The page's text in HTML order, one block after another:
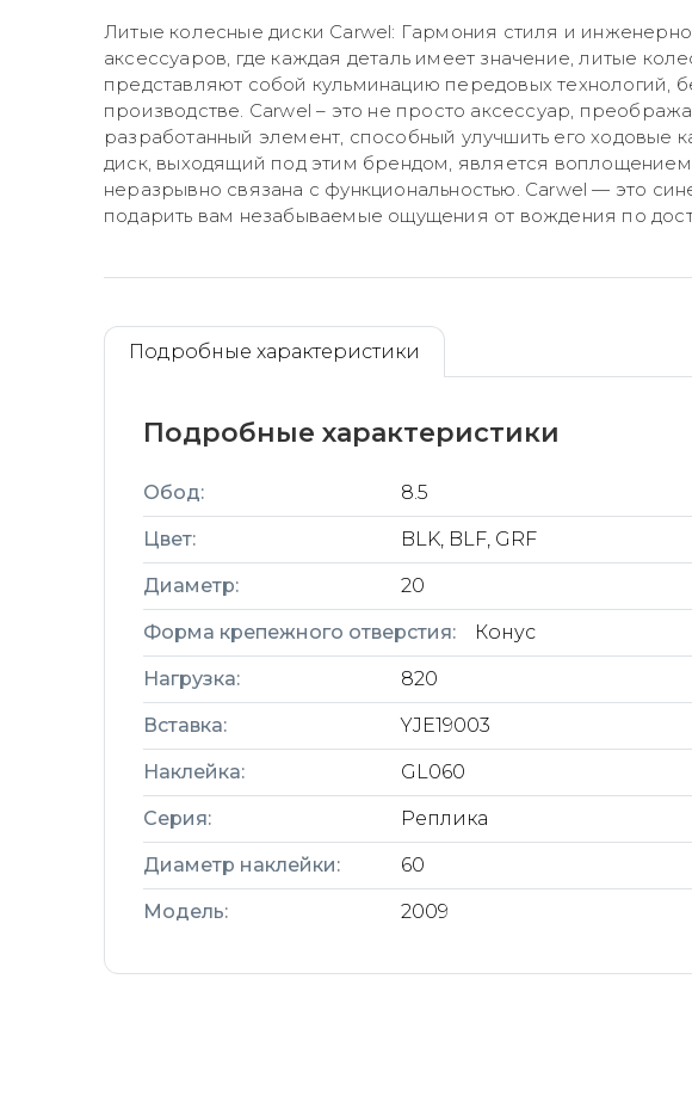
Литые колесные диски Carwel: Гармония стиля и
аксессуаров, где каждая деталь имеет значение, литые
представляют собой кульминацию передовых технологий,
производстве. Carwel – это не просто аксессуар,
разработанный элемент, способный улучшить его ходовые
диск, выходящий под этим брендом, является воплощением
неразрывно связана с функциональностью. Carwel — это
подарить вам незабываемые ощущения от вождения по
Подробные характеристики
Подробные характеристики
Обод: 8.5
Цвет: BLK, BLF, GRF
Диаметр: 20
Форма крепежного отверстия: Конус
Нагрузка: 820
Вставка: YJE19003
Наклейка: GL060
Серия: Реплика
Диаметр наклейки: 60
Модель: 2009